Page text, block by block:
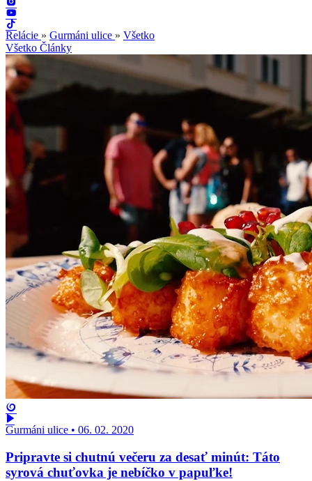
Relácie » Gurmáni ulice » Všetko
Všetko Články
Gurmáni ulice • 06. 02. 2020
Pripravte si chutnú večeru za desať minút: Táto
syrová chuťovka je nebíčko v papuľke!